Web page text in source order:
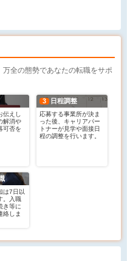
全の態勢であなたの転職をサポ
えし
解消や
可否を
3 日程調整
応募する事業所が決ま
った後、キャリアパー
トナーが見学や面接日
程の調整を行います。
は7日以
。入職
き等に
絡しま